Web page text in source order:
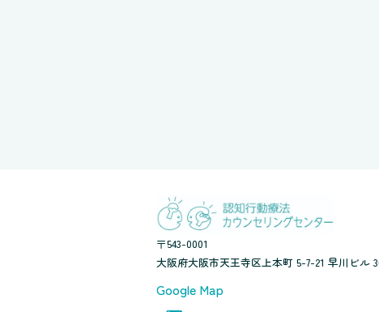
〒543-0001
大阪府大阪市天王寺区上本町 5-7-21 早川ビル
Google Map